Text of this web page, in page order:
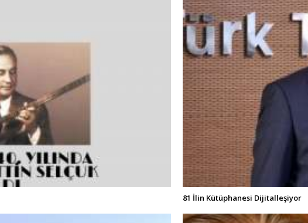
81 İlin Kütüphanesi Dijitalleşiyor